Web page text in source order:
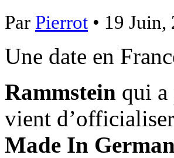
Par Pierrot • 19
Une date en
Rammstein qui a
vient
Made In